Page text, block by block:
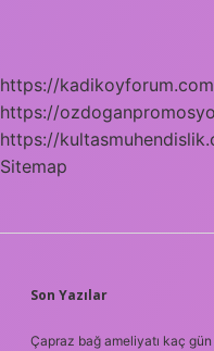
https://kadikoyforum.com
https://
https://
Sitemap
SIDEBAR
Son Yazılar
Çapraz bağ ameliyatı kaç